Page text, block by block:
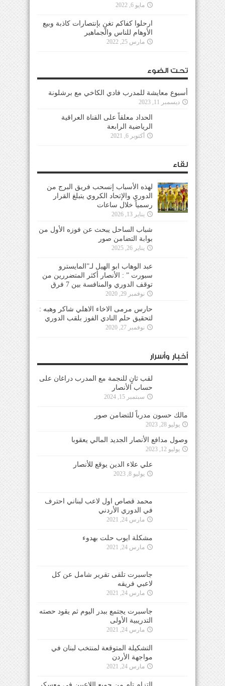
مايو 6, 2022
ارحلوا كفاكم تغنٍ بإنتصارات كاذبة وبيع
الأوهام للناس والجماهير
مارس 25, 2022
تحت الضوء
أسبوع معايشة للمدرب فادي الكاخي مع برشلونة
ديسمبر 11, 2023
الحداد معلقاً على القناة العراقية
الرياضية الرابعة
أكتوبر 6, 2021
لقاء
لهذه الأسباب إنسحب فريق البرج من
الدوري والإتحاد الكروي يتبلغ القرار
رسمياً خلال ساعات
يناير 13, 2026
شباب الساحل يبحث عن فوزه الأول من
بوابة التضامن صور
يناير 26, 2025
عبد الوهاب ابو الهيل لـ”المايسترو
سبورت ” : الأنصار أكثر المتضررين من
توقف الدوري والمنافسة بين 7 فرق
نوفمبر 29, 2020
حارس مرمى الاخاء الاهلي شاكر وهبه :
لتحقيق حلم النادي الفوز بلقب الدوري
نوفمبر 27, 2020
أخبار وأسرار
لقب ثانٍ للنجمة مع المدرب دراغان على
حساب الأنصار
سبتمبر 15, 2024
مالك حسون مدرباً للتضامن صور
يوليو 28, 2023
وصول مدافع الأنصار الجديد المالي يعقوبا
يوليو 12, 2023
علي علاء الدين يوقع للأنصار
يوليو 8, 2023
محمد قصاص اول لاعب لبناني احترف
في الدوري الأردني
مارس 24, 2021
مشكلة ايوب حلت بهدوء
مارس 24, 2021
جاسبرت تلقى تقرير شامل عن كل
لاعبي فريقه
مارس 24, 2021
جاسبرت يجتمع ببدر اليوم ثم يقود حصته
التدريبية الأولى
مارس 24, 2021
التشكيلة المتوقعة لمنتخب لبنان في
مواجهة الأردن
مارس 24, 2021